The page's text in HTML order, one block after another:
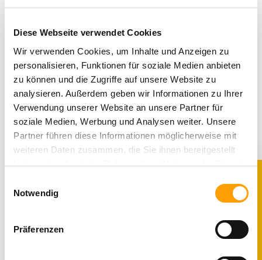
Diese Webseite verwendet Cookies
Wir verwenden Cookies, um Inhalte und Anzeigen zu
personalisieren, Funktionen für soziale Medien anbieten
zu können und die Zugriffe auf unsere Website zu
analysieren. Außerdem geben wir Informationen zu Ihrer
Verwendung unserer Website an unsere Partner für
soziale Medien, Werbung und Analysen weiter. Unsere
Partner führen diese Informationen möglicherweise mit
weiteren Daten zusammen, die Sie ihnen bereitgestellt
haben oder die sie im Rahmen Ihrer Nutzung der Dienste
Cookies, wenn Sie unsere Webseite weiterhin nutzen.
Notwendig
Präferenzen
Fußentwicklung und
sind aus
hochwertigen,
schadstoffgeprüften
Materialien gefertigt.
Durch liebevolles
Design und eine
kindgerechte
Passform sorgen sie
für maximalen Komfort
Welt entdecken.
10% RABATT